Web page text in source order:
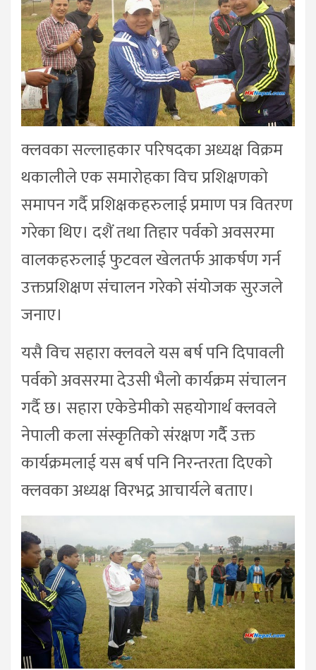
क्लवका सल्लाहकार परिषदका अध्यक्ष विक्रम
थकालीले एक समारोहका विच प्रशिक्षणको
समापन गर्दै प्रशिक्षकहरुलाई प्रमाण पत्र वितरण
गरेका थिए। दशैं तथा तिहार पर्वको अवसरमा
वालकहरुलाई फुटवल खेलतर्फ आकर्षण गर्न
उक्तप्रशिक्षण संचालन गरेको संयोजक सुरजले
जनाए।
यसै विच सहारा क्लवले यस बर्ष पनि दिपावली
पर्वको अवसरमा देउसी भैलो कार्यक्रम संचालन
गर्दै छ। सहारा एकेडेमीको सहयोगार्थ क्लवले
नेपाली कला संस्कृतिको संरक्षण गर्दैै उक्त
कार्यक्रमलाई यस बर्ष पनि निरन्तरता दिएको
क्लवका अध्यक्ष विरभद्र आचार्यले बताए।